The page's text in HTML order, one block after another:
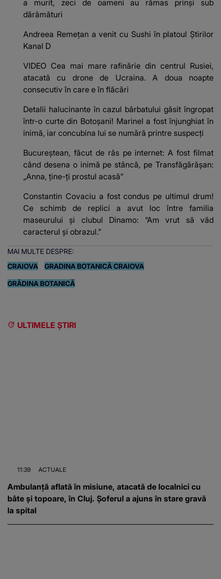
a murit, zeci de oameni au rămas prinși sub
dărâmături
Andreea Remețan a venit cu Sushi în platoul Știrilor
Kanal D
VIDEO Cea mai mare rafinărie din centrul Rusiei,
atacată cu drone de Ucraina. A doua noapte
consecutiv în care e în flăcări
Detalii halucinante în cazul bărbatului găsit îngropat
într-o curte din Botoșani! Marinel a fost înjunghiat în
inimă, iar concubina lui se numără printre suspecți
Bucureștean, făcut de râs pe internet: A fost filmat
când desena o inimă pe stâncă, pe Transfăgărășan:
„Anna, ține-ți prostul acasă”
Constantin Covaciu a fost condus pe ultimul drum!
Ce schimb de replici a avut loc între familia
maseurului și clubul Dinamo: “Am vrut să văd
caracterul și obrazul.”
MAI MULTE DESPRE:
CRAIOVA
GRADINA BOTANICĂ CRAIOVA
GRĂDINA BOTANICĂ
ULTIMELE ȘTIRI
11:39 ACTUALE
Ambulanță aflată în misiune, atacată de localnici cu
bâte și topoare, în Cluj. Șoferul a ajuns în stare gravă
la spital